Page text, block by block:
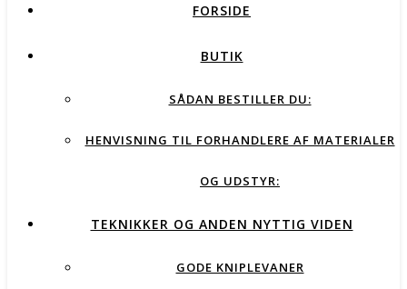
FORSIDE
BUTIK
SÅDAN BESTILLER DU:
HENVISNING TIL FORHANDLERE AF MATERIALER
OG UDSTYR:
TEKNIKKER OG ANDEN NYTTIG VIDEN
GODE KNIPLEVANER